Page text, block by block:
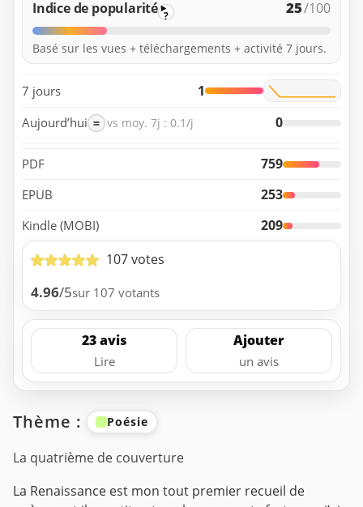
Indice de popularité ? 25/100
Basé sur les vues + téléchargements + activité 7 jours.
7 jours 1
Aujourd’hui = vs moy. 7j : 0.1/j 0
PDF 759
EPUB 253
Kindle (MOBI)
209
107 votes
4.96/5sur 107 votants
23 avis
Lire
Ajouter
un avis
Thème : Poésie
La quatrième de couverture
La Renaissance est mon tout premier recueil de